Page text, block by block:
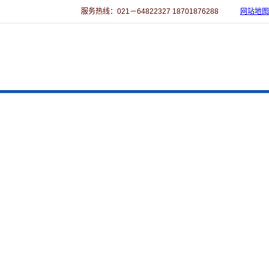
服务热线：021－64822327 18701876288 网站地图